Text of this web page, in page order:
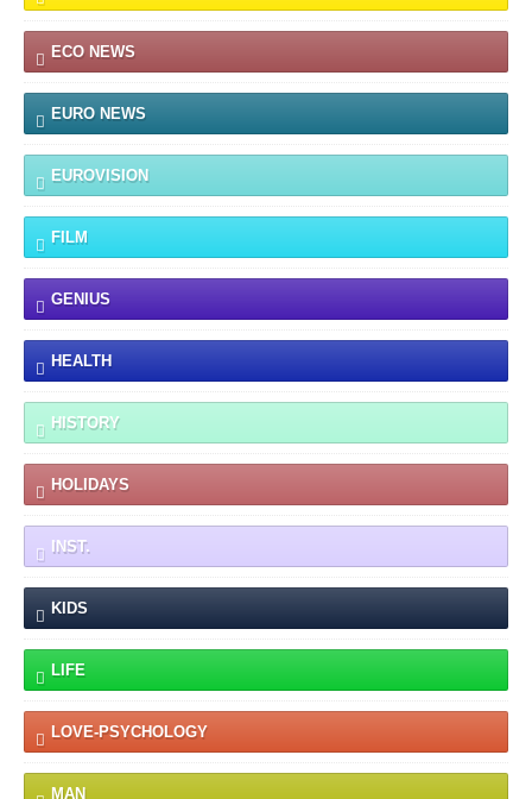
ECO NEWS
EURO NEWS
EUROVISION
FILM
GENIUS
HEALTH
HISTORY
HOLIDAYS
INST.
KIDS
LIFE
LOVE-PSYCHOLOGY
MAN